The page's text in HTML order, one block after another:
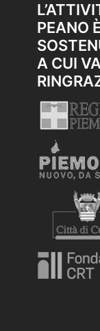
PEANO
A CUI